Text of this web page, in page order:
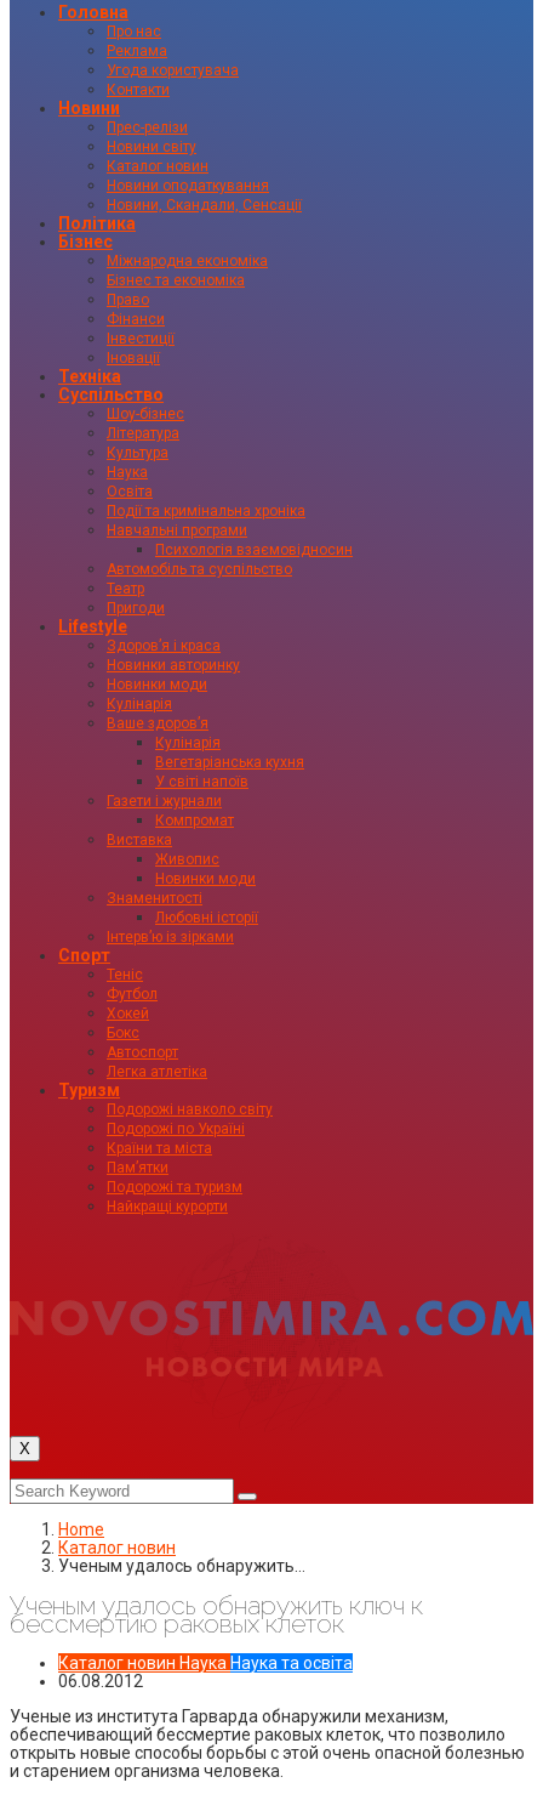
Головна
Про нас
Реклама
Угода користувача
Контакти
Новини
Прес-релізи
Новини світу
Каталог новин
Новини оподаткування
Новини, Скандали, Сенсації
Політика
Бізнес
Міжнародна економіка
Бізнес та економіка
Право
Фінанси
Інвестиції
Іновації
Техніка
Суспільство
Шоу-бізнес
Література
Культура
Наука
Освіта
Події та кримінальна хроніка
Навчальні програми
Психологія взаємовідносин
Автомобіль та суспільство
Театр
Пригоди
Lifestyle
Здоровʼя і краса
Новинки авторинку
Новинки моди
Кулінарія
Ваше здоровʼя
Кулінарія
Вегетаріанська кухня
У світі напоїв
Газети і журнали
Компромат
Виставка
Живопис
Новинки моди
Знаменитості
Любовні історії
Інтервʼю із зірками
Спорт
Теніс
Футбол
Хокей
Бокс
Автоспорт
Легка атлетіка
Туризм
Подорожі навколо світу
Подорожі по Україні
Країни та міста
Пам’ятки
Подорожі та туризм
Найкращі курорти
X
Home
Каталог новин
Ученым удалось обнаружить…
Ученым удалось обнаружить ключ к
бессмертию раковых клеток
Каталог новин Наука Наука та освіта
06.08.2012
Ученые из института Гарварда обнаружили механизм,
обеспечивающий бессмертие раковых клеток, что позволило
открыть новые способы борьбы с этой очень опасной болезнью
и старением организма человека.